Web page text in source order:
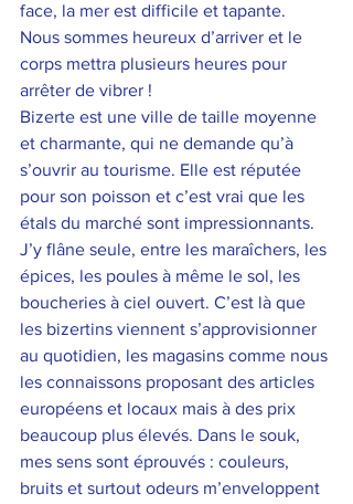
face, la mer est difficile et tapante.
Nous sommes heureux d’arriver et le
corps mettra plusieurs heures pour
arrêter de vibrer !
Bizerte est une ville de taille moyenne
et charmante, qui ne demande qu’à
s’ouvrir au tourisme. Elle est réputée
pour son poisson et c’est vrai que les
étals du marché sont impressionnants.
J’y flâne seule, entre les maraîchers, les
épices, les poules à même le sol, les
boucheries à ciel ouvert. C’est là que
les bizertins viennent s’approvisionner
au quotidien, les magasins comme nous
les connaissons proposant des articles
européens et locaux mais à des prix
beaucoup plus élevés. Dans le souk,
mes sens sont éprouvés : couleurs,
bruits et surtout odeurs m’enveloppent